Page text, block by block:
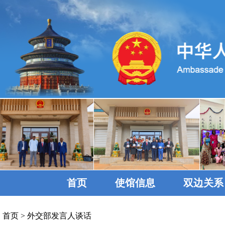
首页 使馆信息 双边关系
首页 > 外交部发言人谈话